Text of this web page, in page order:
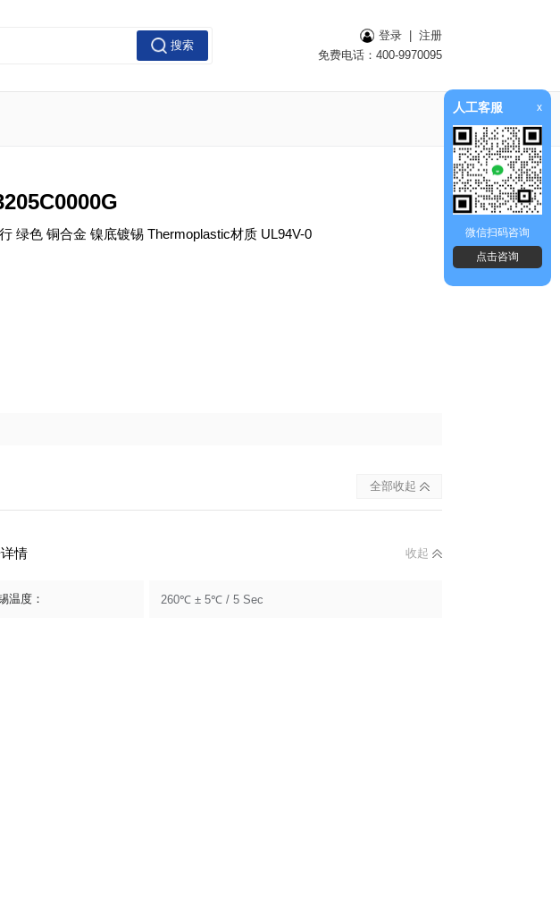
人工客服 x
微信扫码咨询
点击咨询
搜索
登录| 注册
免费电话：400-9970095
绿色 铜合金 镍底镀锡 Thermoplastic材质 UL94V-0
全部收起
情 收起
温度： 260℃ ± 5℃ / 5 Sec